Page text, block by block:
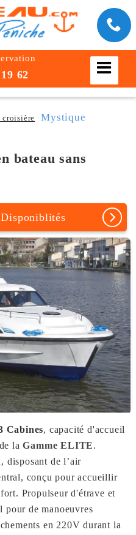
62
croisière Mystique
bateau sans
Cabines, capacité d'accueil
laGamme ELITE.
disposant de l’air
conçu pour accueillir
Propulseur d'étrave et
pour de manoeuvres
en 220V durant la